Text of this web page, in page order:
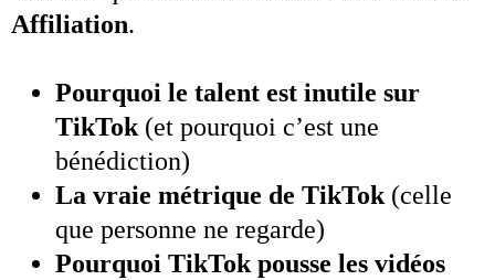
Affiliation.
Pourquoi le talent est inutile sur
TikTok(et pourquoi c’est une
bénédiction)
La vraie métrique de TikTok(celle
que personne ne regarde)
Pourquoi TikTok pousse les vidéos